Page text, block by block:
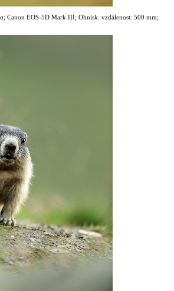
; Canon EOS-5D Mark III; Ohnisk. vzdálenost: 500 mm;